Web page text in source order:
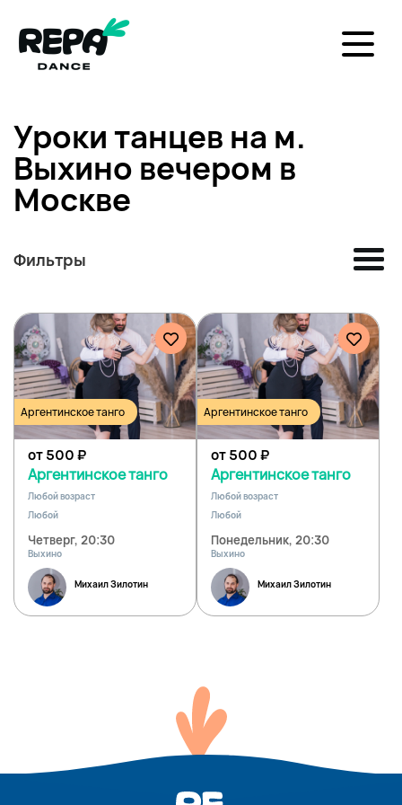
Уроки танцев на м.
Выхино вечером в
Москве
Фильтры
Аргентинское танго
от 500₽
Аргентинское танго
Любой возраст
Любой
Четверг, 20:30
Выхино
Михаил Зилотин
Аргентинское танго
от 500₽
Аргентинское танго
Любой возраст
Любой
Понедельник, 20:30
Выхино
Михаил Зилотин